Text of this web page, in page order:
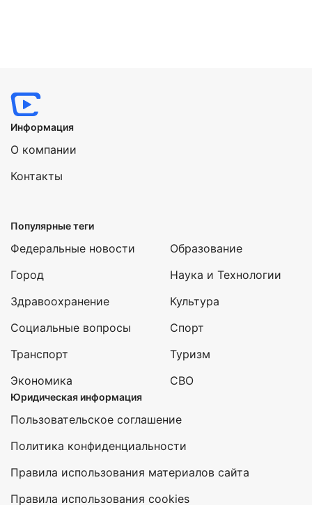
Информация
О компании
Контакты
Популярные теги
Федеральные новости
Город
Здравоохранение
Социальные вопросы
Транспорт
Экономика
Образование
Наука и Технологии
Культура
Спорт
Туризм
СВО
Юридическая информация
Пользовательское соглашение
Политика конфиденциальности
Правила использования материалов сайта
Правила использования cookies